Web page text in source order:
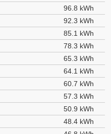
96.8 kWh
92.3 kWh
85.1 kWh
78.3 kWh
65.3 kWh
64.1 kWh
60.7 kWh
57.3 kWh
50.9 kWh
48.4 kWh